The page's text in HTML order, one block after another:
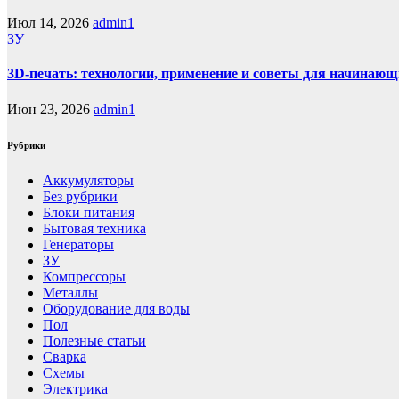
Июл 14, 2026 admin1
ЗУ
3D-печать: технологии, применение и советы для
Июн 23, 2026 admin1
Рубрики
Аккумуляторы
Без рубрики
Блоки питания
Бытовая техника
Генераторы
ЗУ
Компрессоры
Металлы
Оборудование для воды
Пол
Полезные статьи
Сварка
Схемы
Электрика